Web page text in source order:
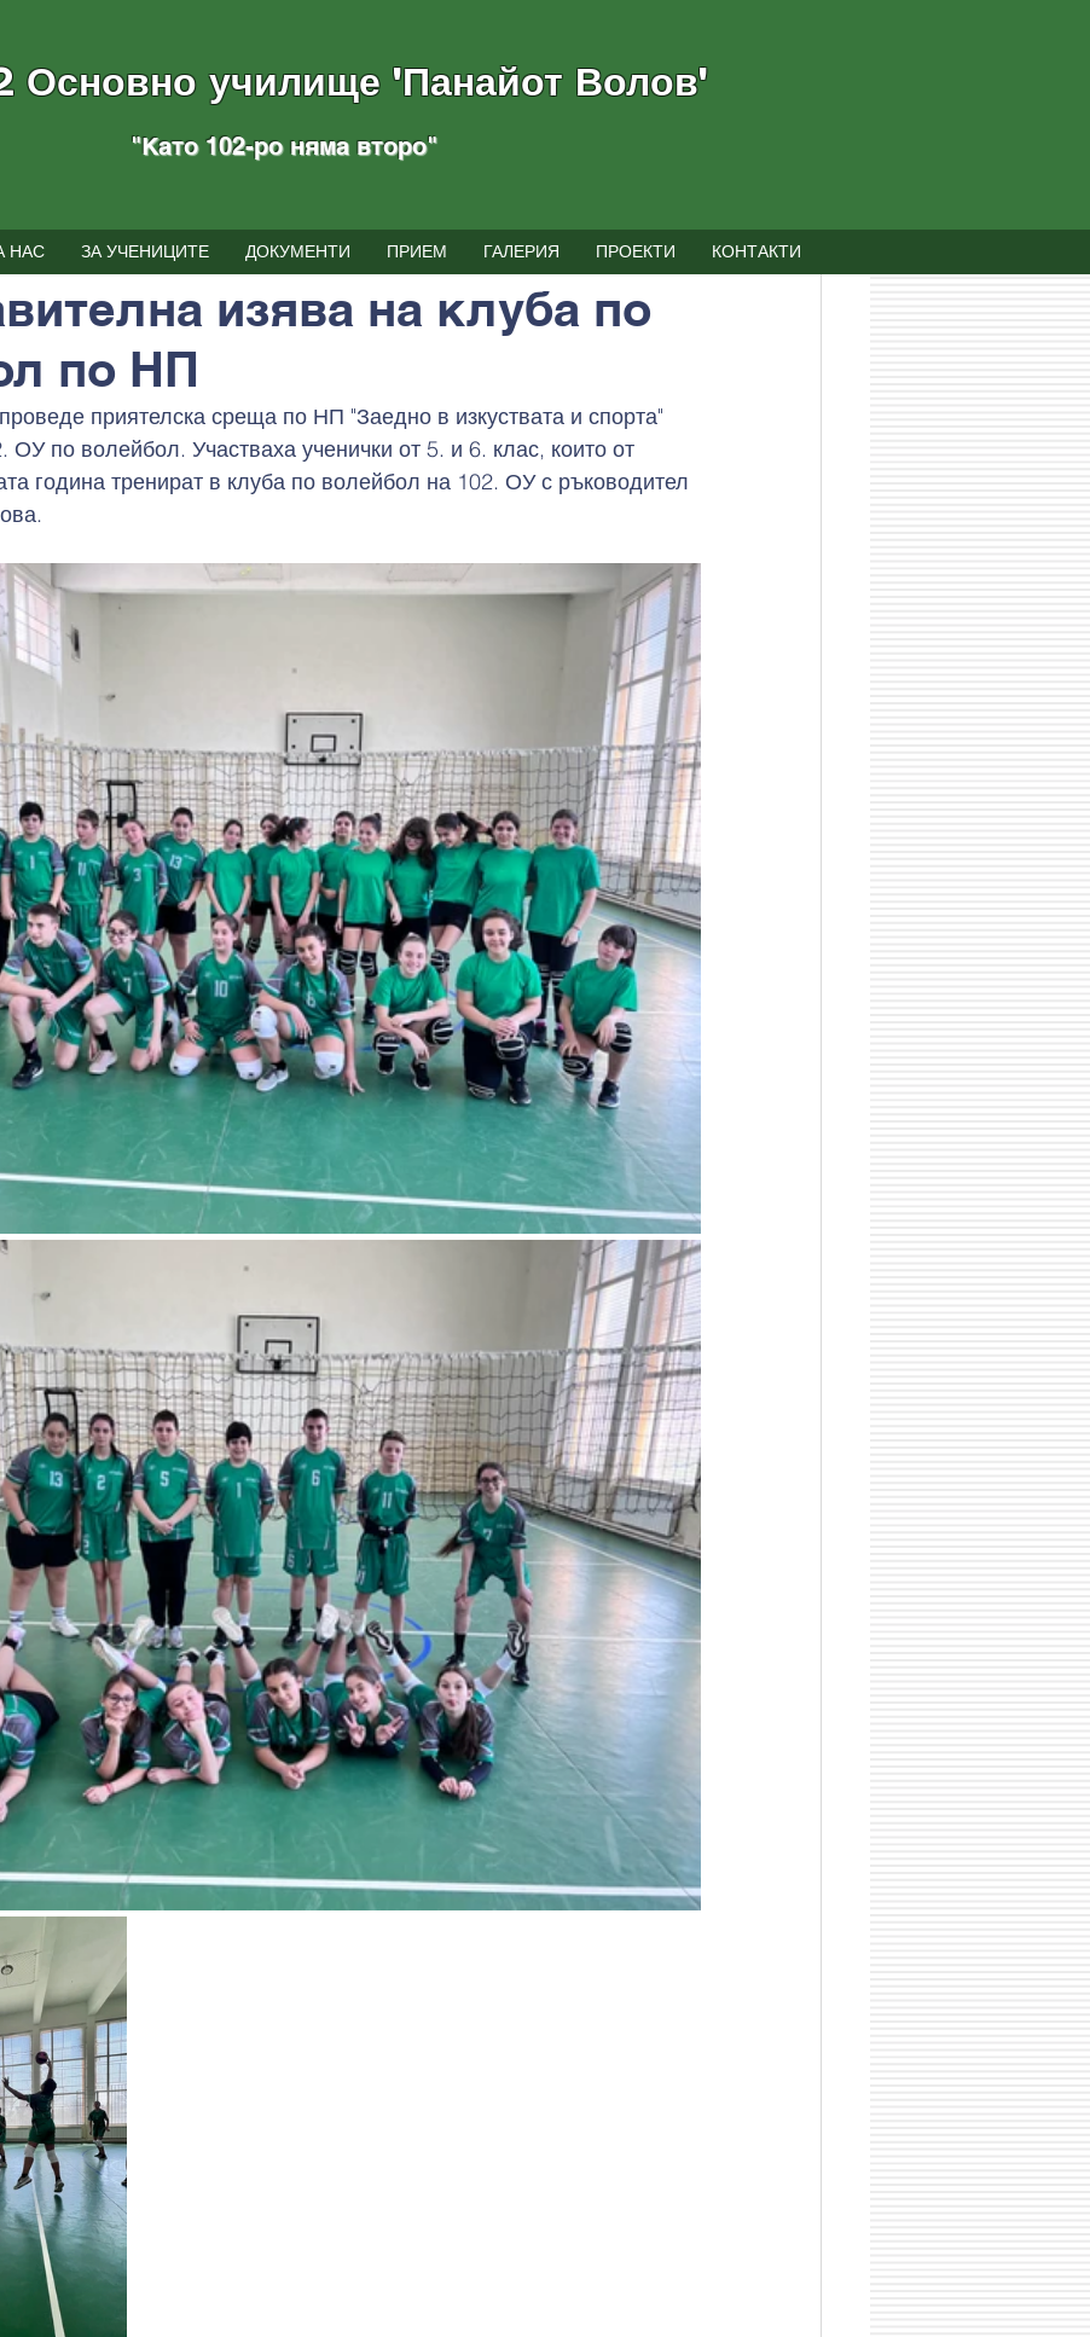
изява на клуба по
по НП
време за четене: 1 мин.
приятелска среща по НП "Заедно в изкуствата и спорта"
по волейбол. Участваха ученички от 5. и 6. клас, които от
година тренират в клуба по волейбол на 102. ОУ с ръководител
Основно училище "Панайот Волов"
"Като 102-ро няма вторo"
НАС ЗА УЧЕНИЦИТЕ ДОКУМЕНТИ ПРИЕМ ГАЛЕРИЯ ПРОЕКТИ КОНТАКТИ